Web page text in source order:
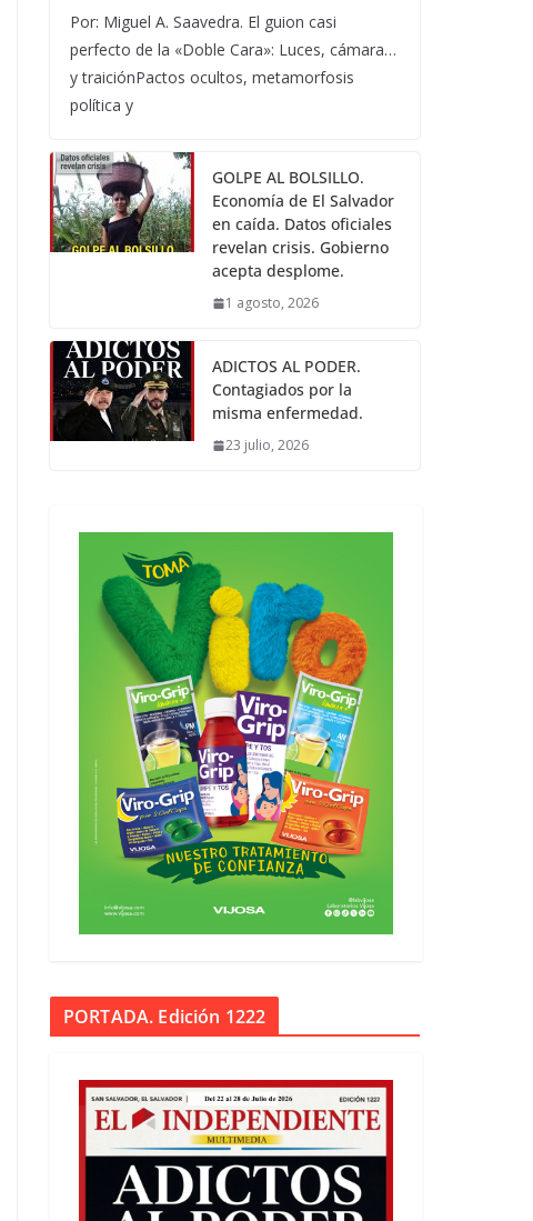
Por: Miguel A. Saavedra. El guion casi
perfecto de la «Doble Cara»: Luces, cámara…
y traiciónPactos ocultos, metamorfosis
política y
GOLPE AL BOLSILLO.
Economía de El Salvador
en caída. Datos oficiales
revelan crisis. Gobierno
acepta desplome.
1 agosto, 2026
ADICTOS AL PODER.
Contagiados por la
misma enfermedad.
23 julio, 2026
PORTADA. Edición 1222